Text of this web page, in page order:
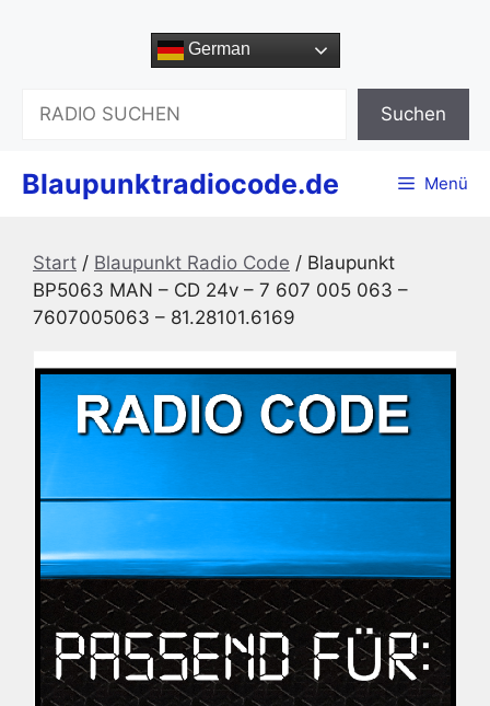
German
Suchen
Blaupunktradiocode.de Menü
Start / Blaupunkt Radio Code / Blaupunkt
BP5063 MAN – CD 24v – 7 607 005 063 –
7607005063 – 81.28101.6169